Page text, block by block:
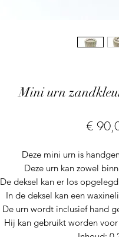
Mini urn
€
Deze mini urn is
Deze urn kan zowel
De deksel kan er los
In de deksel kan een
De urn wordt inclusief hand
Hij kan gebruikt worden